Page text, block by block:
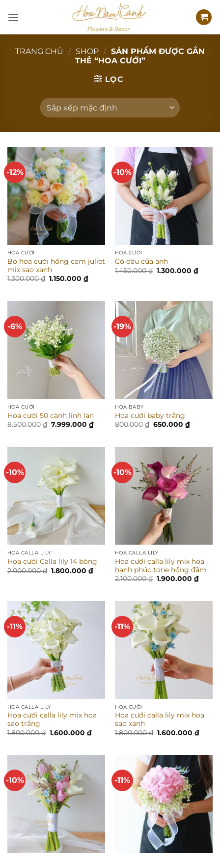
qua
TRANG CHỦ
/ SHOP / SẢN PHẨM ĐƯỢC GẮN
THẺ “HOA CƯỚI”
LỌC
-12%
HOA CƯỚI
Bó hoa cưới hồng cam juliet
mix sao xanh
1.300.000₫ Giá
1.150.000 ₫Giá
hiện
1.150.000 ₫.
-10%
HOA CƯỚI
Cô dâu của anh
1.450.000₫ Giá
1.300.000 ₫Giá
hiện
-6%
HOA CƯỚI
Hoa cưới 50 cành linh lan
8.500.000₫ Giá
7.999.000 ₫Giá
hiện
7.999.000 ₫.
-19%
HOA BABY
Hoa cưới baby trắng
800.000₫ Giá
650.000 ₫Giá
hiện
650.000
-10%
HOA CALLA LILY
Hoa cưới Calla lily 14 bông
2.000.000₫ Giá
1.800.000 ₫Giá
hiện
-10%
HOA CALLA LILY
Hoa cưới calla lily mix hoa
hạnh phúc tone hồng đậm
2.100.000₫ Giá
1.900.000 ₫Giá
hiện
-11%
HOA CALLA LILY
Hoa cưới calla lily mix hoa
sao trắng
1.800.000₫ Giá
1.600.000 ₫Giá
hiện
-11%
HOA CƯỚI
Hoa cưới calla lily mix hoa
sao xanh
1.800.000₫ Giá
1.600.000 ₫Giá
hiện
-10% -11%